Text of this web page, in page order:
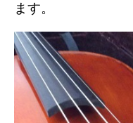
ます。